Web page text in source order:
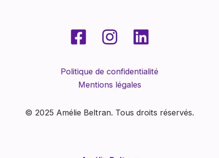
Politique de confidentialité
Mentions légales
© 2025 Amélie Beltran. Tous droits réservés.